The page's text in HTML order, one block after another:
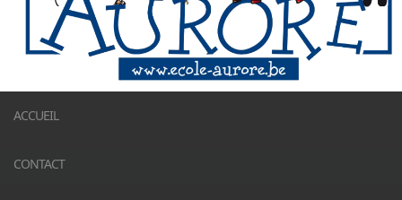
ACCUEIL
CONTACT